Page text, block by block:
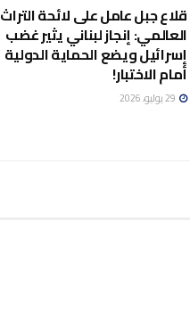
قلاع جبل عامل على لائحة التراث
العالمي: إنجاز لبناني يثير غضب
إسرائيل ويضع الحماية الدولية
أمام الاختبار!